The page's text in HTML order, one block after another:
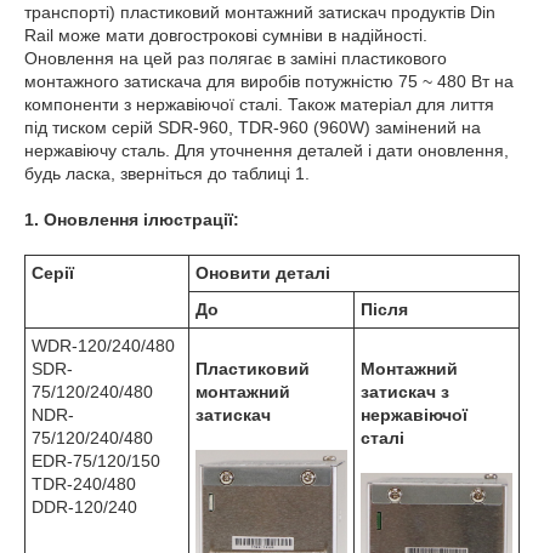
транспорті) пластиковий монтажний затискач продуктів Din
Rail може мати довгострокові сумніви в надійності.
Оновлення на цей раз полягає в заміні пластикового
монтажного затискача для виробів потужністю 75 ~ 480 Вт на
компоненти з нержавіючої сталі. Також матеріал для лиття
під тиском серій SDR-960, TDR-960 (960W) замінений на
нержавіючу сталь. Для уточнення деталей і дати оновлення,
будь ласка, зверніться до таблиці 1.
1. Оновлення ілюстрації:
Серії
Оновити деталі
До
Після
WDR-120/240/480
SDR-
75/120/240/480
NDR-
75/120/240/480
EDR-75/120/150
TDR-240/480
DDR-120/240
Пластиковий
монтажний
затискач
Монтажний
затискач з
нержавіючої
сталі